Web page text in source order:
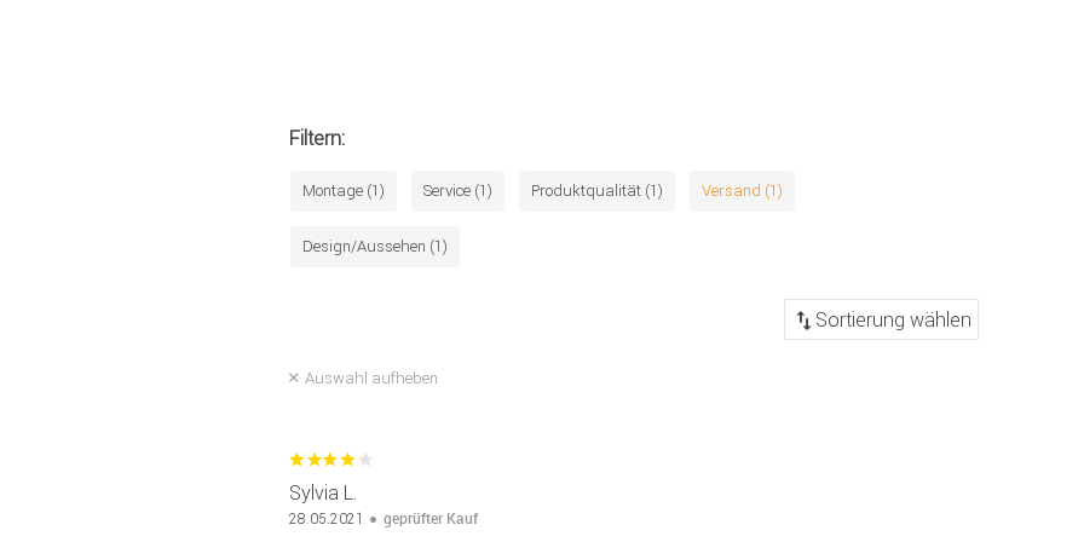
Filtern:
Montage (1) Service (1) Produktqualität (1) Versand (1)
Design/Aussehen (1)
Auswahl aufheben
Sylvia L.
28.05.2021 geprüfter Kauf